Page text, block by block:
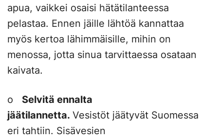
apua, vaikkei osaisi hätätilanteessa
pelastaa. Ennen jäille lähtöä kannattaa
myös kertoa lähimmäisille, mihin on
menossa, jotta sinua tarvittaessa osataan
kaivata.
o Selvitä ennalta
jäätilannetta. Vesistöt jäätyvät Suomessa
eri tahtiin. Sisävesien